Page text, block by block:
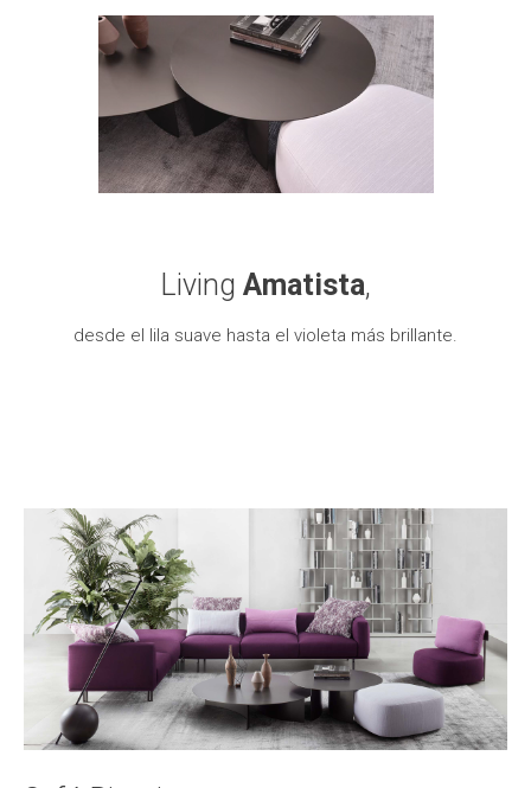
Living Amatista,
desde el lila suave hasta el violeta más brillante.